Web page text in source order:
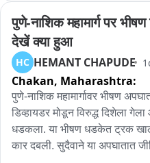
पुणे-नाशिक महामार्ग पर
देखें क्या हुआ
HC HEMANT CHAPUDE
Chakan, Maharashtra:
पुणे-नाशिक महामार्गावर भीषण
डिव्हायडर मोडून विरुद्ध दिशेला
धडकला. या भीषण धडकेत ट्रक
कार दबली. सुदैवाने या अपघातात